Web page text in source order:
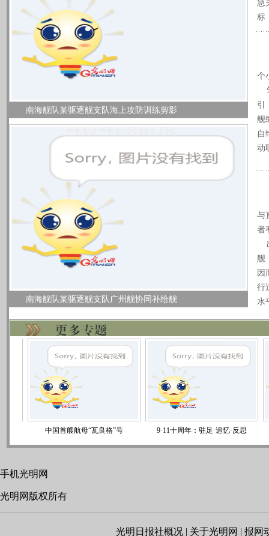
南海舰队某驱逐舰支队海上攻防训练剪影
南海舰队某驱逐舰支队广州舰协同补给舰
急
标
个
引
舰
自
动
与
者
舰
因
行
水
中国首艘航母“瓦良格”号 9·11十周年：驻足·追忆·反思
手机光明网
光明网版权所有
光明日报社概况 | 关于光明网 | 报网